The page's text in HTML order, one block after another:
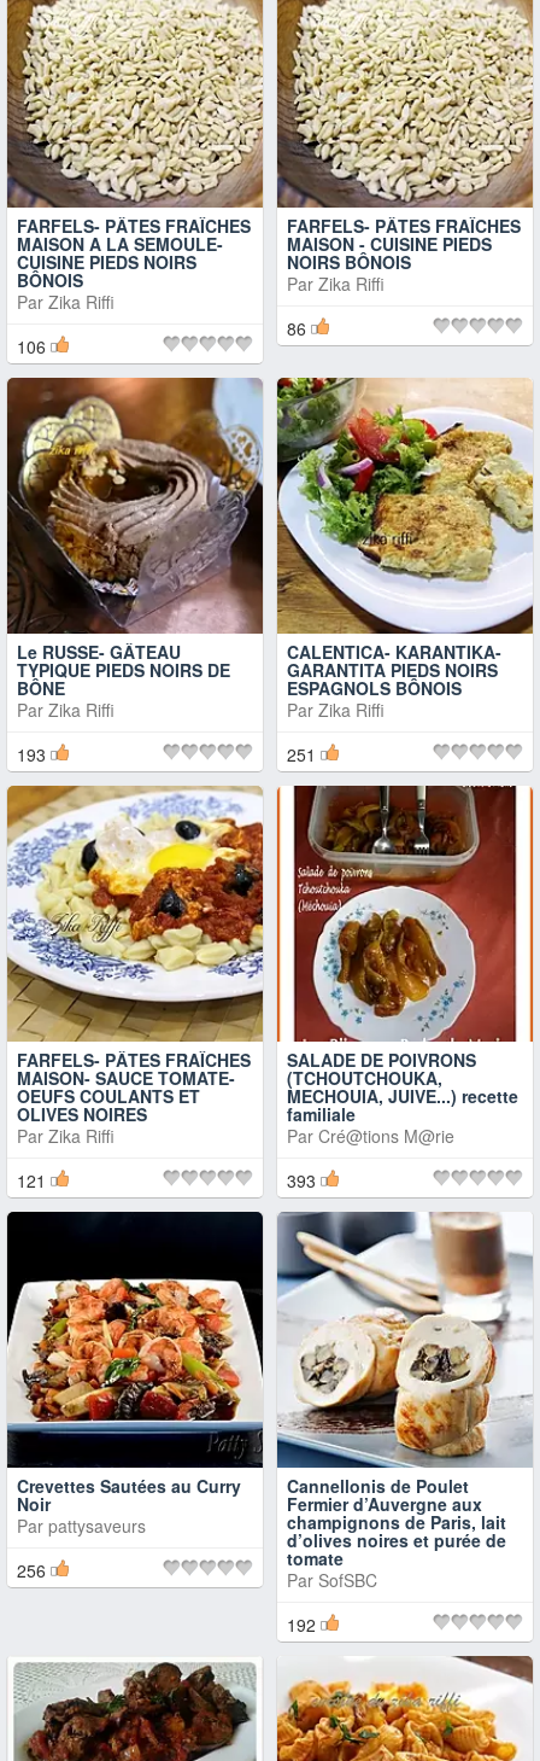
FARFELS- PÂTES FRAÎCHES
MAISON A LA SEMOULE-
CUISINE PIEDS NOIRS
BÔNOIS
Par Zika Riffi
106
FARFELS- PÂTES FRAÎCHES
MAISON - CUISINE PIEDS
NOIRS BÔNOIS
Par Zika Riffi
86
Le RUSSE- GÂTEAU
TYPIQUE PIEDS NOIRS DE
BÔNE
Par Zika Riffi
193
CALENTICA- KARANTIKA-
GARANTITA PIEDS NOIRS
ESPAGNOLS BÔNOIS
Par Zika Riffi
251
FARFELS- PÂTES FRAÎCHES
MAISON- SAUCE TOMATE-
OEUFS COULANTS ET
OLIVES NOIRES
Par Zika Riffi
121
SALADE DE POIVRONS
(TCHOUTCHOUKA,
MECHOUIA, JUIVE...) recette
familiale
Par Cré@tions M@rie
393
Crevettes Sautées au Curry
Noir
Par pattysaveurs
256
Cannellonis de Poulet
Fermier d’Auvergne aux
champignons de Paris, lait
d’olives noires et purée de
tomate
Par SofSBC
192